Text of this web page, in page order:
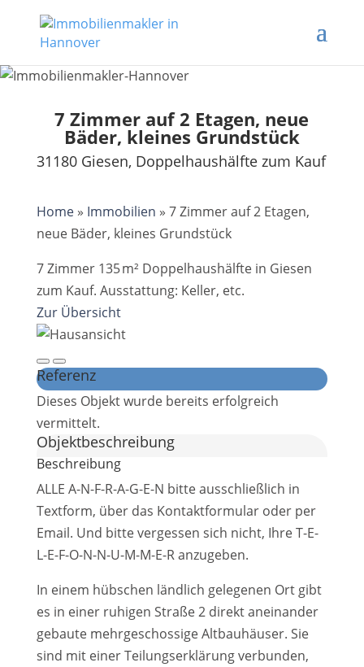
7 Zimmer auf 2 Etagen, neue
Bäder, kleines Grundstück
31180 Giesen, Doppelhaushälfte zum Kauf
Home» Immobilien » 7 Zimmer auf 2 Etagen,
neue Bäder, kleines Grundstück
7 Zimmer 135 m² Doppelhaushälfte in Giesen
zum Kauf. Ausstattung: Keller, etc.
Zur Übersicht
Referenz
Dieses Objekt wurde bereits erfolgreich
vermittelt.
Objekt­beschreibung
Beschreibung
ALLE A-N-F-R-A-G-E-N bitte ausschließlich in
Textform, über das Kontaktformular oder per
Email. Und bitte vergessen sich nicht, Ihre T-E-
L-E-F-O-N-N-U-M-M-E-R anzugeben.
In einem hübschen ländlich gelegenen Ort gibt
es in einer ruhigen Straße 2 direkt aneinander
gebaute mehrgeschossige Altbauhäuser. Sie
sind mit einer Teilungserklärung verbunden,